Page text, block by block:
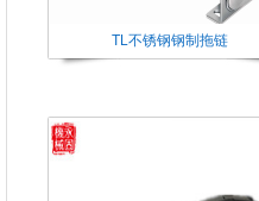
TL不锈钢钢制拖链